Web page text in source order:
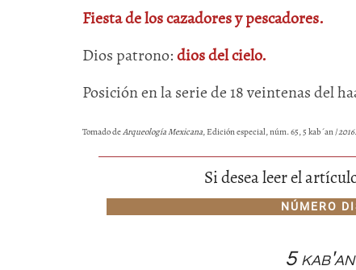
Fiesta de los cazadores y pescadores.
Dios patrono:dios del cielo.
Posición en la serie de 18 veintenas del
Tomado deArqueología Mexicana, Edición especial, núm. 65, 5 kab´an /
Si desea leer el
NÚMERO
5 kab'an